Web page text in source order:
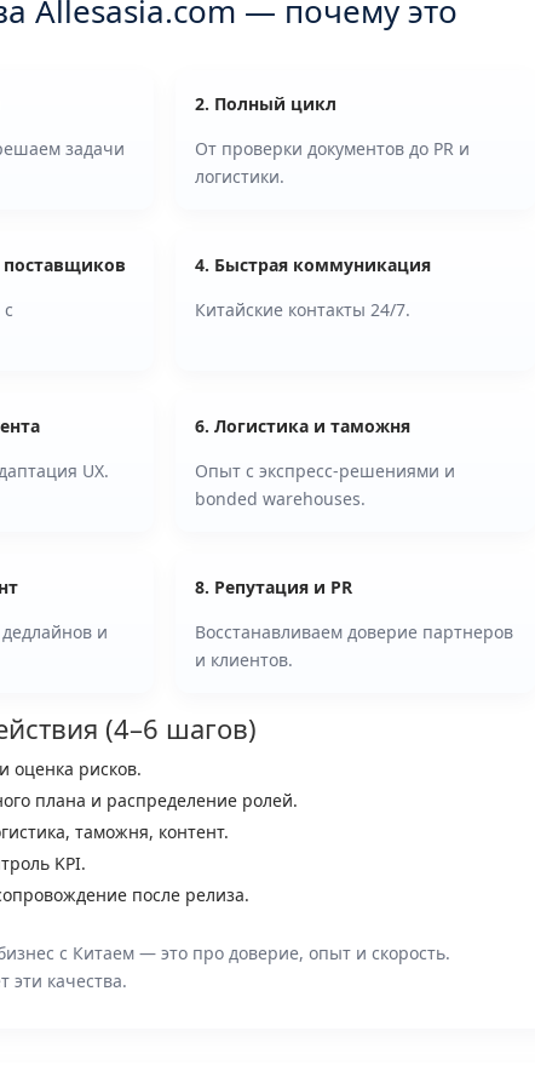
Allesasia.com — почему это
задачи
2. Полный цикл
От проверки документов до PR и
логистики.
поставщиков
4. Быстрая коммуникация
Китайские контакты 24/7.
UX.
6. Логистика и таможня
Опыт с экспресс-решениями и
bonded warehouses.
и
8. Репутация и PR
Восстанавливаем доверие партнеров
и клиентов.
(4–6 шагов)
оценка рисков.
плана и распределение ролей.
таможня, контент.
KPI.
после релиза.
с Китаем — это про доверие, опыт и скорость.
эти качества.